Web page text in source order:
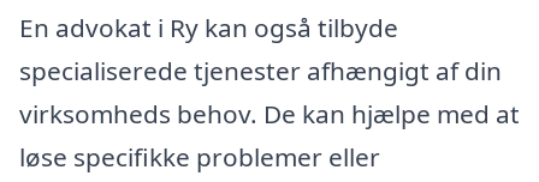
En advokat i Ry kan også tilbyde
specialiserede tjenester afhængigt af din
virksomheds behov. De kan hjælpe med at
løse specifikke problemer eller